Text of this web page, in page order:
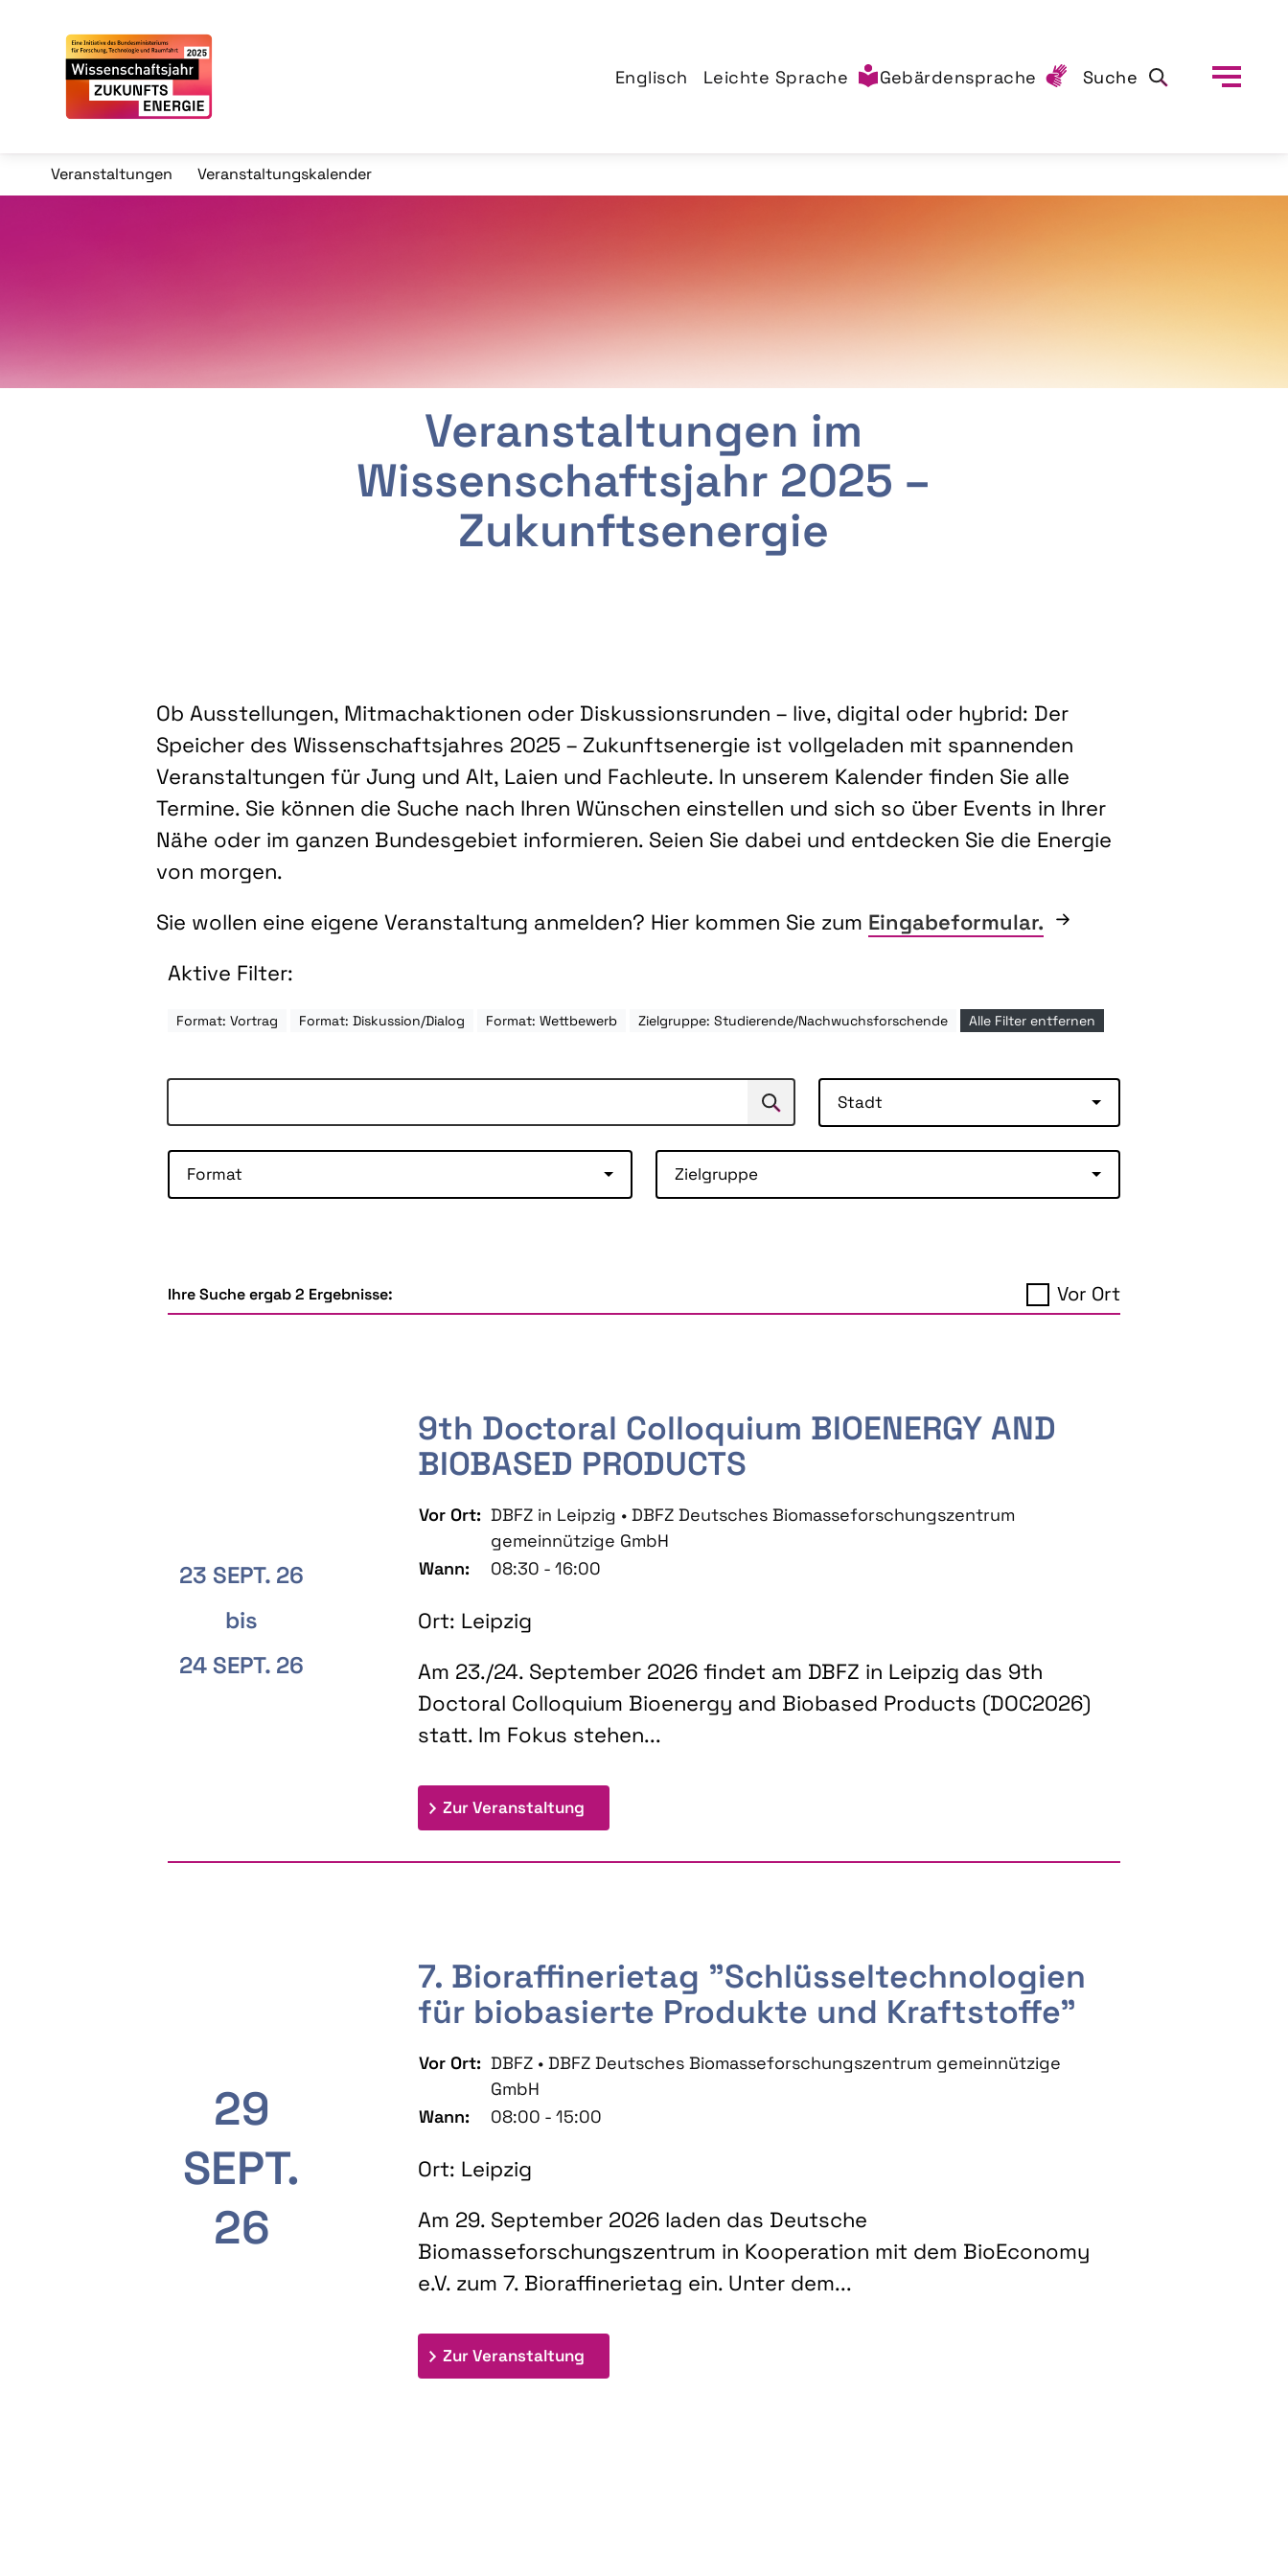
Englisch Leichte Sprache Gebärdensprache Suche
Veranstaltungen Veranstaltungskalender
Veranstaltungen im
Wissenschaftsjahr 2025 –
Zukunftsenergie
Ob Ausstellungen, Mitmachaktionen oder Diskussionsrunden – live, digital oder hybrid: Der
Speicher des Wissenschaftsjahres 2025 – Zukunftsenergie ist vollgeladen mit spannenden
Veranstaltungen für Jung und Alt, Laien und Fachleute. In unserem Kalender finden Sie alle
Termine. Sie können die Suche nach Ihren Wünschen einstellen und sich so über Events in Ihrer
Nähe oder im ganzen Bundesgebiet informieren. Seien Sie dabei und entdecken Sie die Energie
von morgen.
Sie wollen eine eigene Veranstaltung anmelden? Hier kommen Sie zum Eingabeformular.
Aktive Filter:
Format: Vortrag Format: Diskussion/Dialog Format: Wettbewerb Zielgruppe: Studierende/Nachwuchsforschende Alle Filter entfernen
Suchen Stadt
Format Zielgruppe
Ihre Suche ergab 2 Ergebnisse: Vor Ort
23 SEPT. 26
bis
24 SEPT. 26
9th Doctoral Colloquium BIOENERGY AND
BIOBASED PRODUCTS
Vor Ort: DBFZ in Leipzig • DBFZ Deutsches Biomasseforschungszentrum
gemeinnützige GmbH
Wann:
08:30 - 16:00
Ort: Leipzig
Am 23./24. September 2026 findet am DBFZ in Leipzig das 9th
Doctoral Colloquium Bioenergy and Biobased Products (DOC2026)
statt. Im Fokus stehen...
Zur Veranstaltung: 9th Doctoral Colloquium BIOENERGY AND BIOBASED PRODUCTS
29
SEPT.
26
7. Bioraffinerietag "Schlüsseltechnologien
für biobasierte Produkte und Kraftstoffe"
Vor Ort: DBFZ • DBFZ Deutsches Biomasseforschungszentrum gemeinnützige
GmbH
Wann:
08:00 - 15:00
Ort: Leipzig
Am 29. September 2026 laden das Deutsche
Biomasseforschungszentrum in Kooperation mit dem BioEconomy
e.V. zum 7. Bioraffinerietag ein. Unter dem...
Zur Veranstaltung: 7. Bioraffinerietag "Schlüsseltechnologien für biobasierte Produkte und Kraftstoffe"